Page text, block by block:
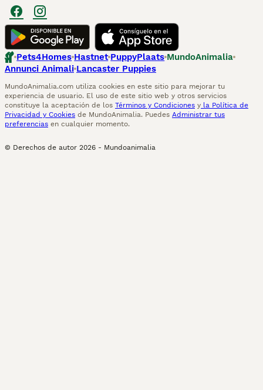
Pets4Homes Hastnet PuppyPlaats MundoAnimalia
Annunci Animali Lancaster Puppies
MundoAnimalia.com utiliza cookies en este sitio para mejorar tu
experiencia de usuario. El uso de este sitio web y otros servicios
constituye la aceptación de los Términos y Condiciones y la Política de
Privacidad y Cookies de MundoAnimalia. Puedes Administrar tus
preferencias en cualquier momento.
© Derechos de autor 2026 - Mundoanimalia